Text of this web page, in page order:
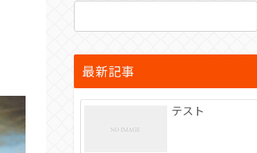
最新記事
テスト